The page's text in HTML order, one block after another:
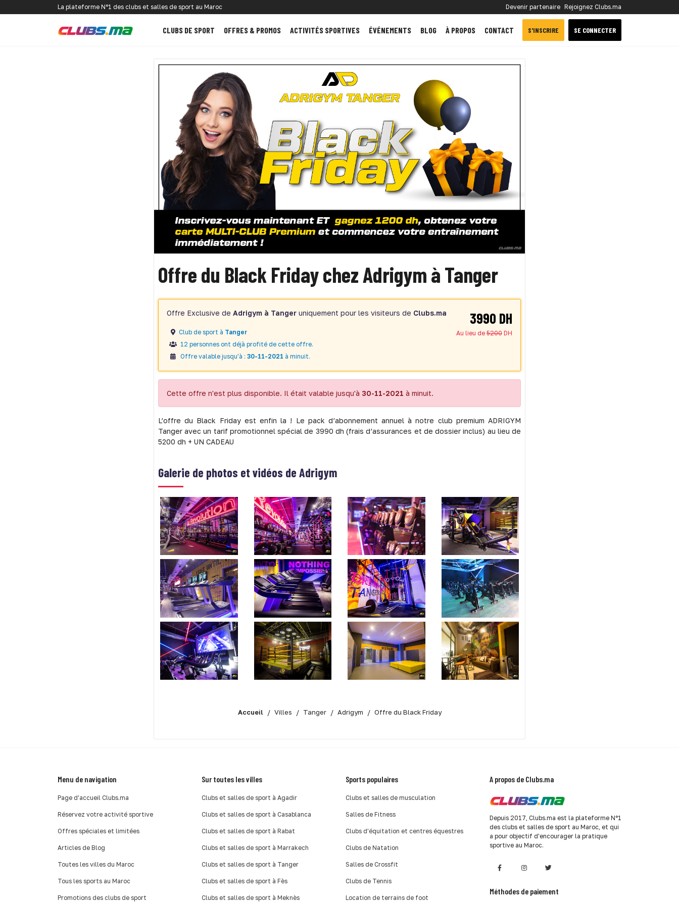
La plateforme N°1 des clubs et salles de sport au Maroc Devenir partenaire Rejoignez Clubs.ma
CLUBS DE SPORT OFFRES & PROMOS ACTIVITÉS SPORTIVES ÉVÉNEMENTS BLOG À PROPOS CONTACT S'INSCRIRE SE CONNECTER
Offre du Black Friday chez Adrigym à Tanger
Offre Exclusive de Adrigym à Tanger uniquement pour les visiteurs de Clubs.ma
Club de sport à Tanger
12 personnes ont déjà profité de cette offre.
Offre valable jusqu'à : 30-11-2021 à minuit.
3990 DH
Au lieu de 5200 DH
Cette offre n'est plus disponible. Il était valable jusqu'à 30-11-2021 à minuit.
L’offre du Black Friday est enfin la ! Le pack d’abonnement annuel à notre club premium ADRIGYM
Tanger avec un tarif promotionnel spécial de 3990 dh (frais d’assurances et de dossier inclus) au lieu de
5200 dh + UN CADEAU
Galerie de photos et vidéos de Adrigym
Accueil Villes Tanger Adrigym Offre du Black Friday
Menu de navigation
Page d'accueil Clubs.ma
Réservez votre activité sportive
Offres spéciales et limitées
Articles de Blog
Toutes les villes du Maroc
Tous les sports au Maroc
Promotions des clubs de sport
Sur toutes les villes
Clubs et salles de sport à Agadir
Clubs et salles de sport à Casablanca
Clubs et salles de sport à Rabat
Clubs et salles de sport à Marrakech
Clubs et salles de sport à Tanger
Clubs et salles de sport à Fès
Clubs et salles de sport à Meknès
Sports populaires
Clubs et salles de musculation
Salles de Fitness
Clubs d'équitation et centres équestres
Clubs de Natation
Salles de Crossfit
Clubs de Tennis
Location de terrains de foot
A propos de Clubs.ma
Depuis 2017, Clubs.ma est la plateforme N°1
des clubs et salles de sport au Maroc, et qui
a pour objectif d'encourager la pratique
sportive au Maroc.
Méthodes de paiement